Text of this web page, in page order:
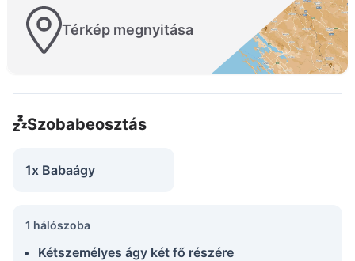
Térkép megnyitása
Szobabeosztás
1x Babaágy
1 hálószoba
Kétszemélyes ágy két fő részére